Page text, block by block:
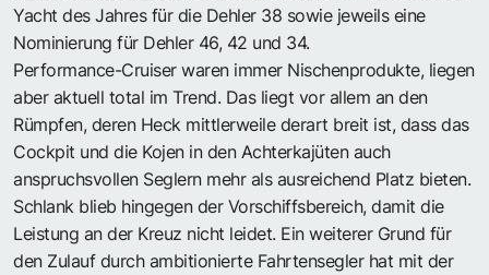
Yacht des Jahres für die Dehler 38 sowie jeweils eine
Nominierung für Dehler 46, 42 und 34.
Performance-Cruiser waren immer Nischenprodukte, liegen
aber aktuell total im Trend. Das liegt vor allem an den
Rümpfen, deren Heck mittlerweile derart breit ist, dass das
Cockpit und die Kojen in den Achterkajüten auch
anspruchsvollen Seglern mehr als ausreichend Platz bieten.
Schlank blieb hingegen der Vorschiffsbereich, damit die
Leistung an der Kreuz nicht leidet. Ein weiterer Grund für
den Zulauf durch ambitionierte Fahrtensegler hat mit der